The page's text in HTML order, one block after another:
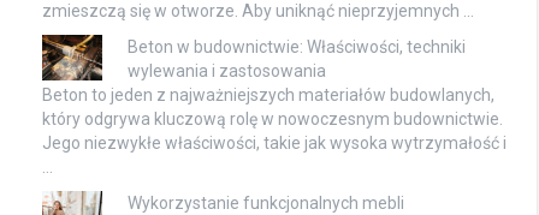
zmieszczą się w otworze. Aby uniknąć nieprzyjemnych …
Beton w budownictwie: Właściwości, techniki
wylewania i zastosowania
Beton to jeden z najważniejszych materiałów budowlanych,
który odgrywa kluczową rolę w nowoczesnym budownictwie.
Jego niezwykłe właściwości, takie jak wysoka wytrzymałość i
Wykorzystanie funkcjonalnych mebli